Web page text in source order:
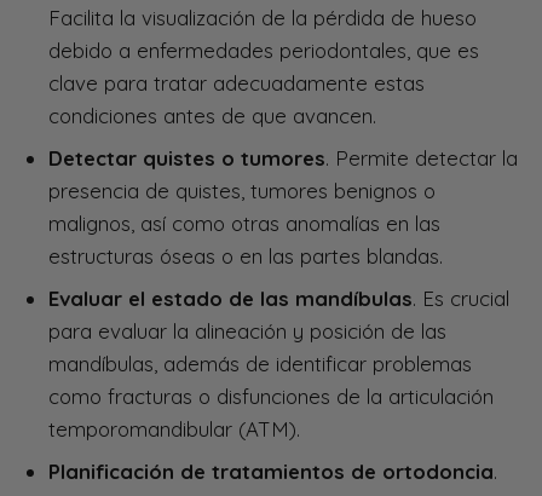
Facilita la visualización de la pérdida de hueso
debido a enfermedades periodontales, que es
clave para tratar adecuadamente estas
condiciones antes de que avancen.
Detectar quistes o tumores. Permite detectar la
presencia de quistes, tumores benignos o
malignos, así como otras anomalías en las
estructuras óseas o en las partes blandas.
Evaluar el estado de las mandíbulas. Es crucial
para evaluar la alineación y posición de las
mandíbulas, además de identificar problemas
como fracturas o disfunciones de la articulación
temporomandibular (ATM).
Planificación de tratamientos de ortodoncia.